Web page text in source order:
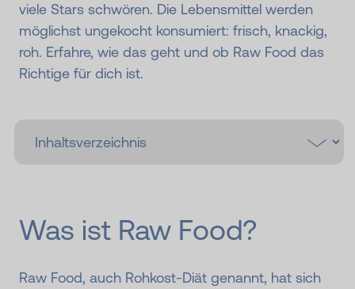
viele Stars schwören. Die Lebensmittel werden
möglichst ungekocht konsumiert: frisch, knackig,
roh. Erfahre, wie das geht und ob Raw Food das
Richtige für dich ist.
Was ist Raw Food?
Raw Food, auch Rohkost-Diät genannt, hat sich